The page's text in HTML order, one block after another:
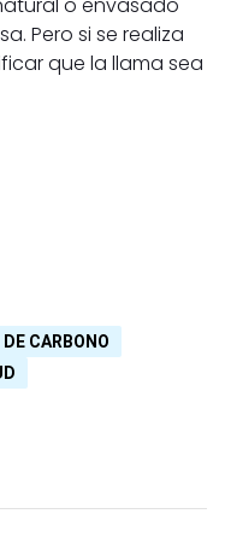
Pero si se realiza
que la llama sea
CARBONO